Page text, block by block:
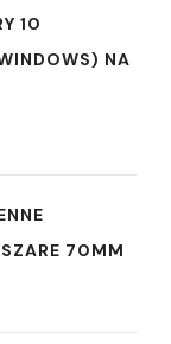
10
NA
70MM